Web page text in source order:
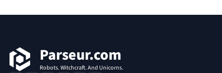
Parseur.com
Robots. Witchcraft. And Unicorns.